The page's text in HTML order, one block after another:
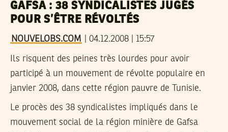
GAFSA : 38 SYNDICALISTES JUGÉS
POUR S’ÊTRE RÉVOLTÉS
NOUVELOBS.COM | 04.12.2008 | 15:57
Ils risquent des peines très lourdes pour avoir
participé à un mouvement de révolte populaire en
janvier 2008, dans cette région pauvre de Tunisie.
Le procès des 38 syndicalistes impliqués dans le
mouvement social de la région minière de Gafsa